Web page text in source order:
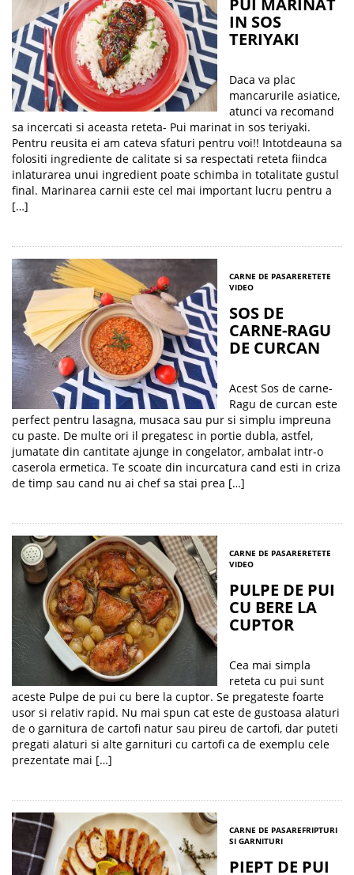
PUI MARINAT
IN SOS
TERIYAKI
Daca va plac
mancarurile asiatice,
atunci va recomand
sa incercati si aceasta reteta- Pui marinat in sos teriyaki.
Pentru reusita ei am cateva sfaturi pentru voi!! Intotdeauna sa
folositi ingrediente de calitate si sa respectati reteta fiindca
inlaturarea unui ingredient poate schimba in totalitate gustul
final. Marinarea carnii este cel mai important lucru pentru a
[…]
CARNE DE PASARERETETE
VIDEO
SOS DE
CARNE-RAGU
DE CURCAN
Acest Sos de carne-
Ragu de curcan este
perfect pentru lasagna, musaca sau pur si simplu impreuna
cu paste. De multe ori il pregatesc in portie dubla, astfel,
jumatate din cantitate ajunge in congelator, ambalat intr-o
caserola ermetica. Te scoate din incurcatura cand esti in criza
de timp sau cand nu ai chef sa stai prea […]
CARNE DE PASARERETETE
VIDEO
PULPE DE PUI
CU BERE LA
CUPTOR
Cea mai simpla
reteta cu pui sunt
aceste Pulpe de pui cu bere la cuptor. Se pregateste foarte
usor si relativ rapid. Nu mai spun cat este de gustoasa alaturi
de o garnitura de cartofi natur sau pireu de cartofi, dar puteti
pregati alaturi si alte garnituri cu cartofi ca de exemplu cele
prezentate mai […]
CARNE DE PASAREFRIPTURI
SI GARNITURI
PIEPT DE PUI